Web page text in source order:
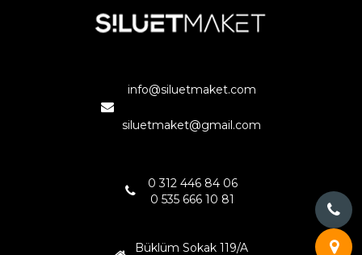
ANKARA
info@siluetmaket.com
siluetmaket@gmail.com
0 312 446 84 06
0 535 666 10 81
Büklüm Sokak 119/A